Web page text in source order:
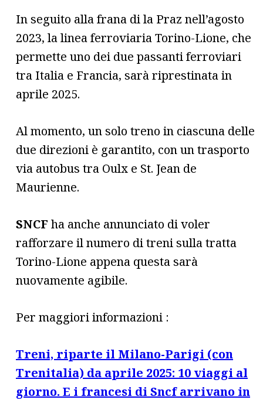
In seguito alla frana di la Praz nell’agosto
2023, la linea ferroviaria Torino-Lione, che
permette uno dei due passanti ferroviari
tra Italia e Francia, sarà riprestinata in
aprile 2025.
Al momento, un solo treno in ciascuna delle
due direzioni è garantito, con un trasporto
via autobus tra Oulx e St. Jean de
Maurienne.
SNCF ha anche annunciato di voler
rafforzare il numero di treni sulla tratta
Torino-Lione appena questa sarà
nuovamente agibile.
Per maggiori informazioni :
Treni, riparte il Milano-Parigi (con
Trenitalia) da aprile 2025: 10 viaggi al
giorno. E i francesi di Sncf arrivano in